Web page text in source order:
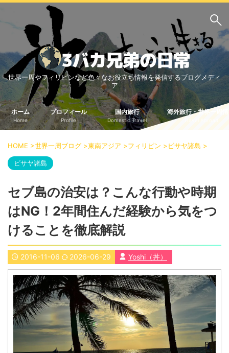
サイト内検索
3バカ兄弟のブログ
三男：増田っちのブロ
グ
次男：タクジのブログ
長男：Yoshiのブログ
ビジネス・ライフハック
車関係
国内旅行
中部
中国・四国
北海道・東北
世界一周ブログ
アフリカ
アジア
ヨーロッパ
中東
北・中南米
東南アジア
世界一周の準備
Web・ガジェット
世界一周やフィリピンなど色々なお役立ち情報を発信するブログメディ
ア
ホーム
Home
プロフィール
Profile
国内旅行
Domestic Travel
海外旅行・世界一周
HOME >世界一周ブログ >東南アジア >フィリピン >ビサヤ諸島 >
ビサヤ諸島
セブ島の治安は？こんな行動や時期
はNG！2年間住んだ経験から気をつ
けることを徹底解説
2016-11-06 2026-06-29 Yoshi（丼）